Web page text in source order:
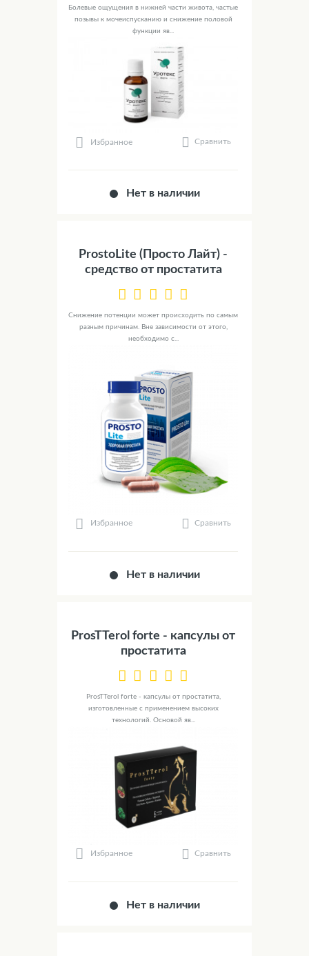
Болевые ощущения в нижней части живота, частые
позывы к мочеиспусканию и снижение половой
функции яв...
Избранное Сравнить
Нет в наличии
ProstoLite (Просто Лайт) -
средство от простатита
Снижение потенции может происходить по самым
разным причинам. Вне зависимости от этого,
необходимо с...
Избранное Сравнить
Нет в наличии
ProsTTerol forte - капсулы от
простатита
ProsTTerol forte - капсулы от простатита,
изготовленные с применением высоких
технологий. Основой яв...
Избранное Сравнить
Нет в наличии